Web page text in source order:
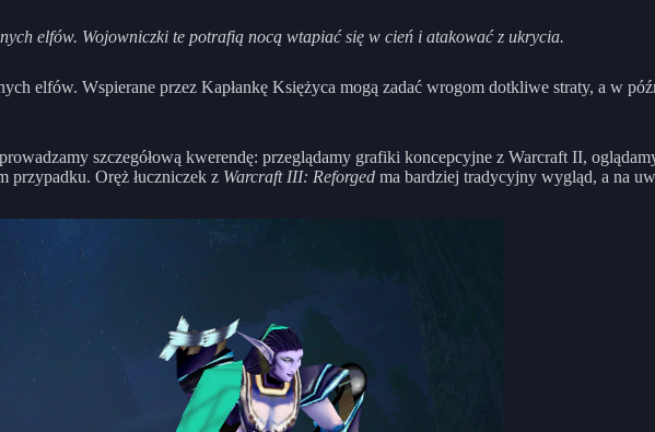
elfów. Wojowniczki te potrafią nocą wtapiać się w cień i atakować z ukrycia.
elfów. Wspierane przez Kapłankę Księżyca mogą zadać wrogom dotkliwe straty, a w
szczegółową kwerendę: przeglądamy grafiki koncepcyjne z Warcraft II,
przypadku. Oręż łuczniczek z Warcraft III: Reforged ma bardziej tradycyjny wygląd, a na